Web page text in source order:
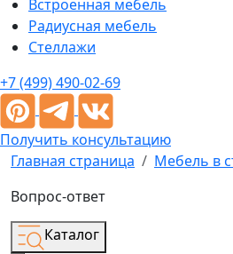
Встроенная мебель
Радиусная мебель
Стеллажи
+7 (499) 490-02-69
Получить консультацию
Главная страница
Мебель в
Вопрос-ответ
Каталог